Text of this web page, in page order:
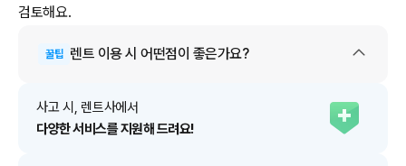
검토해요.
꿀팁 렌트 이용 시 어떤점이 좋은가요?
사고 시, 렌트사에서
다양한 서비스를 지원해 드려요!